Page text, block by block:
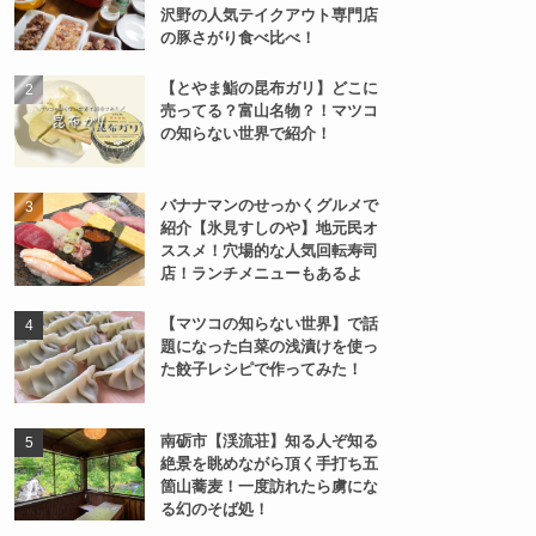
沢野の人気テイクアウト専門店
の豚さがり食べ比べ！
【とやま鮨の昆布ガリ】どこに
売ってる？富山名物？！マツコ
の知らない世界で紹介！
バナナマンのせっかくグルメで
紹介【氷見すしのや】地元民オ
ススメ！穴場的な人気回転寿司
店！ランチメニューもあるよ
【マツコの知らない世界】で話
題になった白菜の浅漬けを使っ
た餃子レシピで作ってみた！
南砺市【渓流荘】知る人ぞ知る
絶景を眺めながら頂く手打ち五
箇山蕎麦！一度訪れたら虜にな
る幻のそば処！